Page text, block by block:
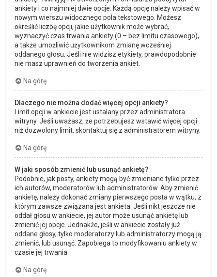
ankiety i co najmniej dwie opcje. Każdą opcję należy wpisać w
nowym wierszu widocznego pola tekstowego. Możesz
określić liczbę opcji, jakie użytkownik może wybrać,
wyznaczyć czas trwania ankiety (0 – bez limitu czasowego),
a także umożliwić użytkownikom zmianę wcześniej
oddanego głosu. Jeśli nie widzisz etykiety, prawdopodobnie
nie masz uprawnień do tworzenia ankiet.
Na górę
Dlaczego nie można dodać więcej opcji ankiety?
Limit opcji w ankiecie jest ustalany przez administratora
witryny. Jeśli uważasz, że potrzebujesz wstawić więcej opcji
niż dozwolony limit, skontaktuj się z administratorem witryny.
Na górę
W jaki sposób zmienić lub usunąć ankietę?
Podobnie, jak posty, ankiety mogą być zmieniane tylko przez
ich autorów, moderatorów lub administratorów. Aby zmienić
ankietę, należy dokonać zmiany pierwszego posta w wątku, z
którym zawsze związana jest ankieta. Jeśli nikt jeszcze nie
oddał głosu w ankiecie, jej autor może usunąć ankietę lub
zmienić jej opcje. Jednakże, jeśli w ankiecie zostały już
oddane głosy, tylko moderatorzy lub administratorzy mogą ją
zmienić, lub usunąć. Zapobiega to modyfikowaniu ankiety w
czasie jej trwania.
Na górę